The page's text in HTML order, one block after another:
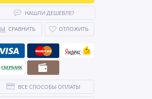
НАШЛИ ДЕШЕВЛЕ?
СРАВНИТЬ ОТЛОЖИТЬ
ВСЕ СПОСОБЫ ОПЛАТЫ